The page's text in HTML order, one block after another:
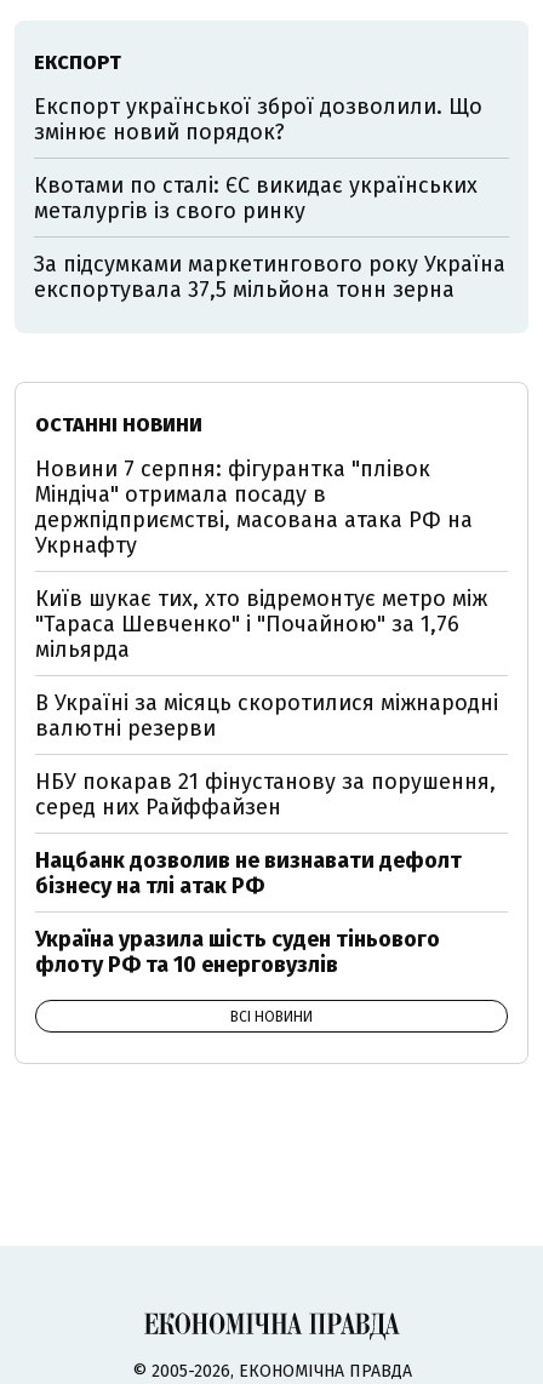
ЕКСПОРТ
Експорт української зброї дозволили. Що
змінює новий порядок?
Квотами по сталі: ЄС викидає українських
металургів із свого ринку
За підсумками маркетингового року Україна
експортувала 37,5 мільйона тонн зерна
ОСТАННІ НОВИНИ
Новини 7 серпня: фігурантка "плівок
Міндіча" отримала посаду в
держпідприємстві, масована атака РФ на
Укрнафту
Київ шукає тих, хто відремонтує метро між
"Тараса Шевченко" і "Почайною" за 1,76
мільярда
В Україні за місяць скоротилися міжнародні
валютні резерви
НБУ покарав 21 фінустанову за порушення,
серед них Райффайзен
Нацбанк дозволив не визнавати дефолт
бізнесу на тлі атак РФ
Україна уразила шість суден тіньового
флоту РФ та 10 енерговузлів
ВСІ НОВИНИ
© 2005-2026, ЕКОНОМІЧНА ПРАВДА